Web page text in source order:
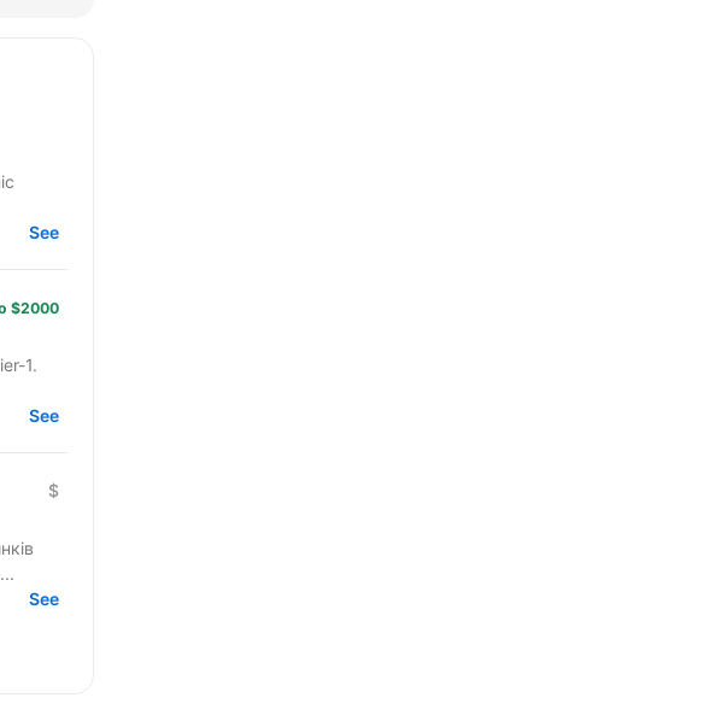
See
$2000
1.
See
$
See